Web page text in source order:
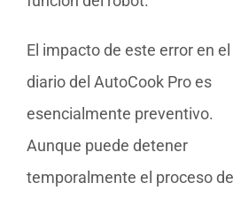
El impacto de este error en
diario del AutoCook Pro es
esencialmente preventivo.
Aunque puede detener
temporalmente el proceso de